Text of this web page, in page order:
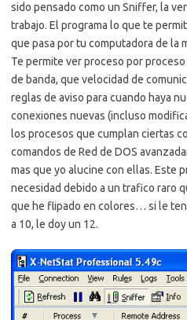
sido pensado como un Sniffer, la
trabajo. El programa lo que te
que pasa por tu computadora de la
Te permite ver proceso por
de banda, que velocidad de
reglas de aviso para cuando haya
conexiones nuevas (incluso
los procesos que cumplan ciertas
comandos de Red de DOS
mas que yo alucine con ellas. Este
necesidad debido a un trafico raro
que he flipado en colores… si le
a 10, le doy un 12.